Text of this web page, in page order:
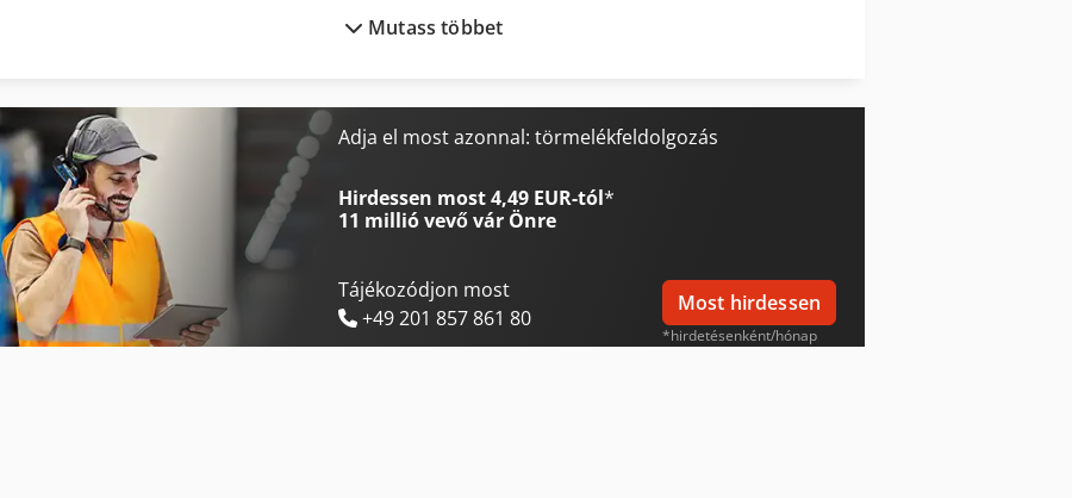
Linde L 14
Linde L 16
Man Tgm 18
Merlo P 27.6 Plus
Merlo P 40.17
Mutass többet
Adja el most azonnal: törmelékfeldolgozás
Hirdessen most 4,49 EUR-tól*
11 millió vevővár Önre
Tájékozódjon most
+49 201 857 861 80
Most hirdessen
*hirdetésenként/hónap